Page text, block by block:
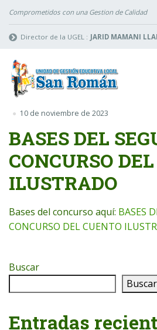
Comprometidos con una Gestion de Calidad
Director de la UGEL : JARID MAMANI
10 de noviembre de 2023
BASES DEL
CONCURSO
ILUSTRADO
Bases del concurso aquí: BASES
CONCURSO DEL CUENTO
Buscar
Buscar
Entradas